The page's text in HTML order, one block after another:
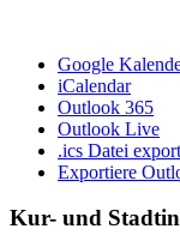
Google
iCalendar
Outlook 365
Outlook Live
.ics Datei
Exportiere
Kur- und